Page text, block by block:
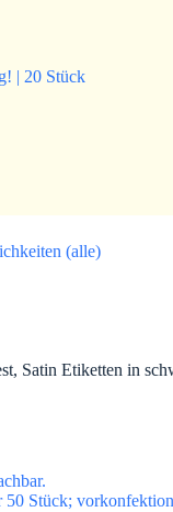
(alle)
Satin Etiketten in
50 Stück;